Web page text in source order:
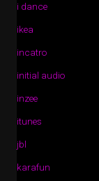
i dance
ikea
incatro
initial audio
inzee
itunes
jbl
karafun